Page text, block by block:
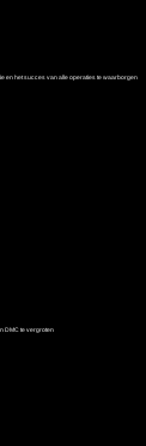
en het succes van alle operaties te waarborgen
DMC te vergroten